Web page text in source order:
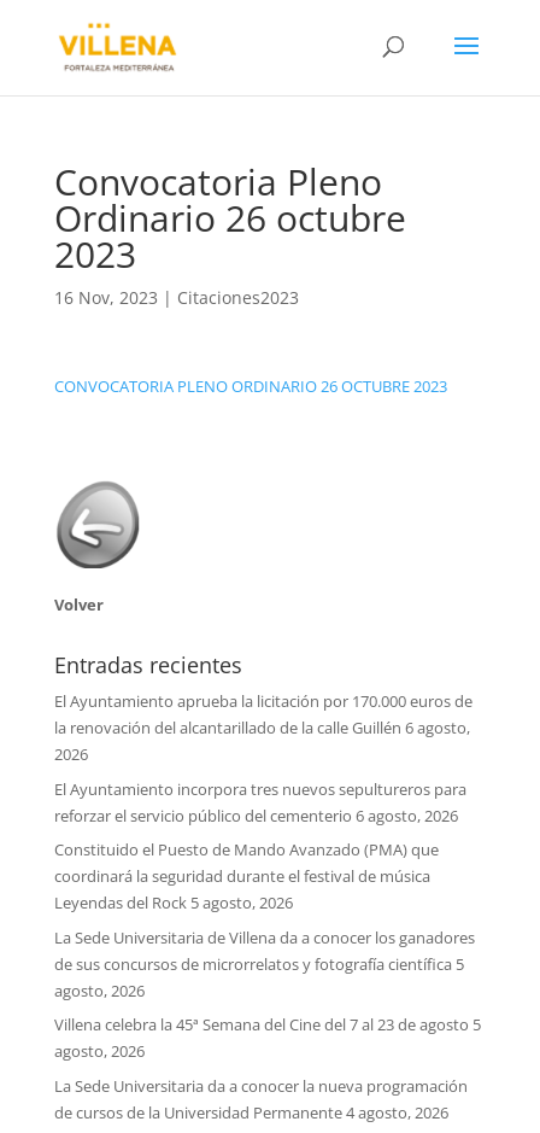
Convocatoria Pleno
Ordinario 26 octubre
2023
16 Nov, 2023 | Citaciones2023
CONVOCATORIA PLENO ORDINARIO 26 OCTUBRE 2023
Volver
Entradas recientes
El Ayuntamiento aprueba la licitación por 170.000 euros de
la renovación del alcantarillado de la calle Guillén 6 agosto,
2026
El Ayuntamiento incorpora tres nuevos sepultureros para
reforzar el servicio público del cementerio 6 agosto, 2026
Constituido el Puesto de Mando Avanzado (PMA) que
coordinará la seguridad durante el festival de música
Leyendas del Rock 5 agosto, 2026
La Sede Universitaria de Villena da a conocer los ganadores
de sus concursos de microrrelatos y fotografía científica 5
agosto, 2026
Villena celebra la 45ª Semana del Cine del 7 al 23 de agosto 5
agosto, 2026
La Sede Universitaria da a conocer la nueva programación
de cursos de la Universidad Permanente4 agosto, 2026